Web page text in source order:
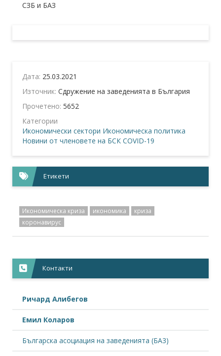
СЗБ и БАЗ
Дата: 25.03.2021
Източник: Сдружение на заведенията в България
Прочетено: 5652
Категории
Икономически сектори Икономическа политика
Новини от членовете на БСК COVID-19
Етикети
Икономическа криза икономика
криза
коронавирус
Контакти
Ричард Алибегов
Емил Коларов
Българска асоциация на заведенията (БА3)